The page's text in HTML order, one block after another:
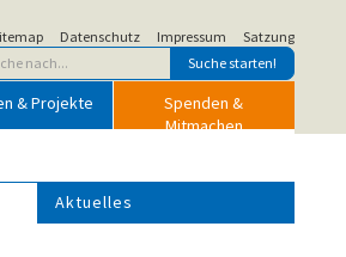
Datenschutz Impressum Satzung
& Projekte
Spenden &
Mitmachen
Aktuelles